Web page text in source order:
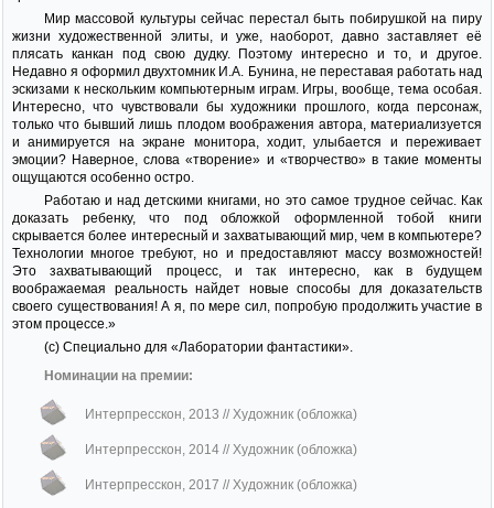
Мир массовой культуры сейчас перестал быть побирушкой на пиру
жизни художественной элиты, и уже, наоборот, давно заставляет её
плясать канкан под свою дудку. Поэтому интересно и то, и другое.
Недавно я оформил двухтомник И.А. Бунина, не переставая работать над
эскизами к нескольким компьютерным играм. Игры, вообще, тема особая.
Интересно, что чувствовали бы художники прошлого, когда персонаж,
только что бывший лишь плодом воображения автора, материализуется
и анимируется на экране монитора, ходит, улыбается и переживает
эмоции? Наверное, слова «творение» и «творчество» в такие моменты
ощущаются особенно остро.
Работаю и над детскими книгами, но это самое трудное сейчас. Как
доказать ребенку, что под обложкой оформленной тобой книги
скрывается более интересный и захватывающий мир, чем в компьютере?
Технологии многое требуют, но и предоставляют массу возможностей!
Это захватывающий процесс, и так интересно, как в будущем
воображаемая реальность найдет новые способы для доказательств
своего существования! А я, по мере сил, попробую продолжить участие в
этом процессе.»
(с) Специально для «Лаборатории фантастики».
Номинации на премии:
Интерпресскон, 2013 // Художник (обложка)
Интерпресскон, 2014 // Художник (обложка)
Интерпресскон, 2017 // Художник (обложка)